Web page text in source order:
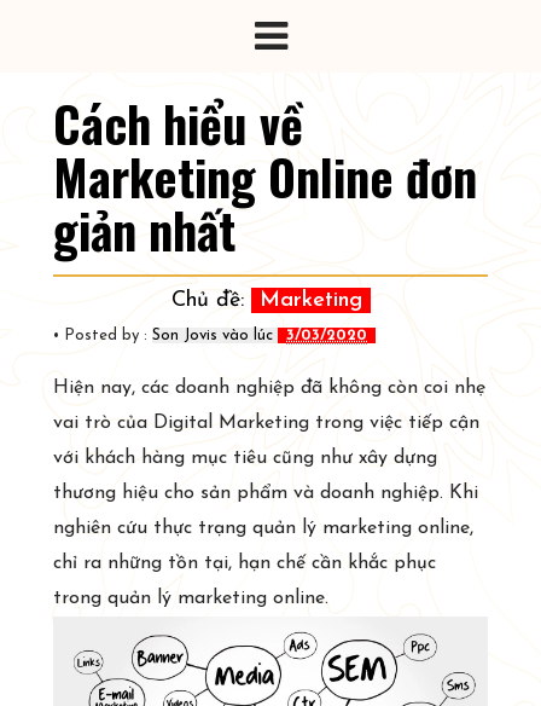
Cách hiểu về
Marketing Online đơn
giản nhất
Chủ đề: Marketing
• Posted by :Son Jovisvào lúc 3/03/2020
Hiện nay, các doanh nghiệp đã không còn coi nhẹ
vai trò của Digital Marketing trong việc tiếp cận
với khách hàng mục tiêu cũng như xây dựng
thương hiệu cho sản phẩm và doanh nghiệp. Khi
nghiên cứu thực trạng quản lý marketing online,
chỉ ra những tồn tại, hạn chế cần khắc phục
trong quản lý marketing online.